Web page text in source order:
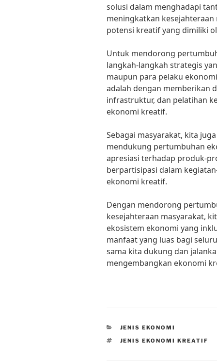
solusi dalam menghadapi
meningkatkan
potensi kreatif yang dimiliki
Untuk mendorong
langkah-langkah strategis
maupun para pelaku
adalah dengan memberikan
infrastruktur, dan pelatihan
ekonomi kreatif.
Sebagai masyarakat, kita
mendukung pertumbuhan
apresiasi terhadap produk-
berpartisipasi dalam
ekonomi kreatif.
Dengan mendorong
kesejahteraan masyarakat,
ekosistem ekonomi yang
manfaat yang luas bagi
sama kita dukung dan
mengembangkan ekonomi
CATEGORIES
JENIS EKONOMI
TAGS
JENIS EKONOMI KREATIF